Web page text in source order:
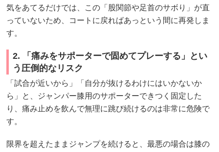
気をあてるだけでは、この「股関節や足首のサボり」が直
っていないため、コートに戻ればあっという間に再発しま
す。
2. 「痛みをサポーターで固めてプレーする」とい
う圧倒的なリスク
「試合が近いから」「自分が抜けるわけにはいかないか
ら」と、ジャンパー膝用のサポーターできつく固定した
り、痛み止めを飲んで無理に跳び続けるのは非常に危険で
す。
限界を超えたままジャンプを続けると、最悪の場合は膝の